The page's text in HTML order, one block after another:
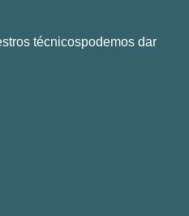
técnicospodemos dar